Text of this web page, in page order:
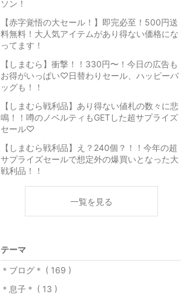
ソン！
【赤字覚悟の大セール！】即完必至！500円送
料無料！大人気アイテムがあり得ない価格にな
ってます！
【しまむら】衝撃！！330円〜！今日の広告も
お得がいっぱい♡日替わりセール、ハッピーバ
ッグも！！
【しまむら戦利品】あり得ない値札の数々に悲
鳴！！噂のノベルティもGETした超サプライズ
セール♡
【しまむら戦利品】え？240個？！！今年の超
サプライズセールで想定外の爆買いとなった大
戦利品！！
一覧を見る
テーマ
＊ブログ＊ ( 169 )
＊息子＊ ( 13 )